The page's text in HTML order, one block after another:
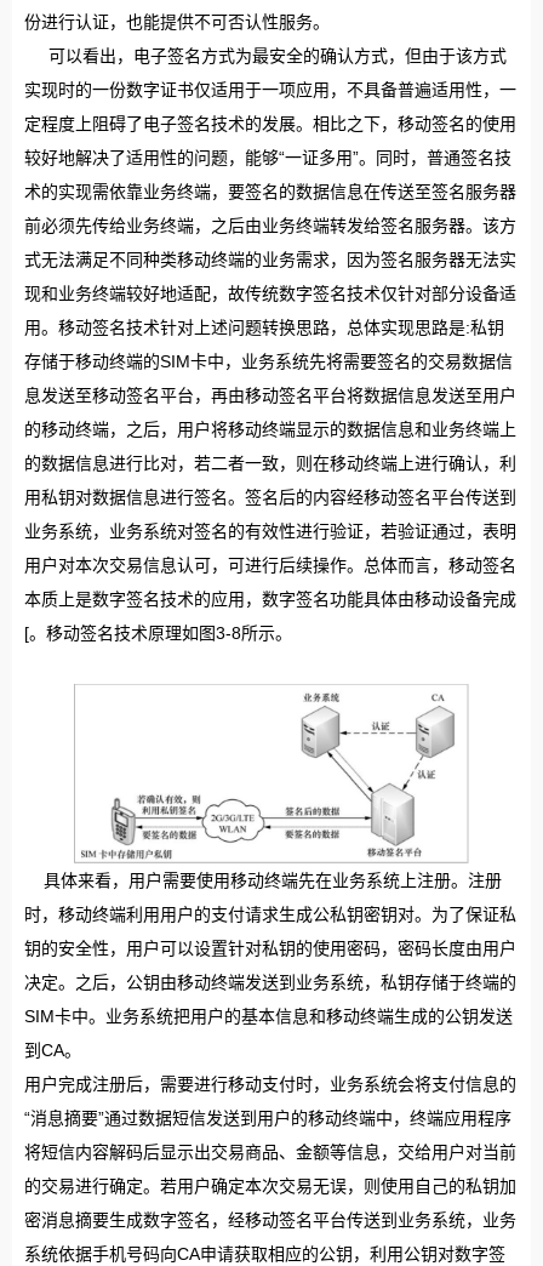
份进行认证，也能提供不可否认性服务。
可以看出，电子签名方式为最安全的确认方式，但由于该方式
实现时的一份数字证书仅适用于一项应用，不具备普遍适用性，一
定程度上阻碍了电子签名技术的发展。相比之下，移动签名的使用
较好地解决了适用性的问题，能够“一证多用”。同时，普通签名技
术的实现需依靠业务终端，要签名的数据信息在传送至签名服务器
前必须先传给业务终端，之后由业务终端转发给签名服务器。该方
式无法满足不同种类移动终端的业务需求，因为签名服务器无法实
现和业务终端较好地适配，故传统数字签名技术仅针对部分设备适
用。移动签名技术针对上述问题转换思路，总体实现思路是:私钥
存储于移动终端的SIM卡中，业务系统先将需要签名的交易数据信
息发送至移动签名平台，再由移动签名平台将数据信息发送至用户
的移动终端，之后，用户将移动终端显示的数据信息和业务终端上
的数据信息进行比对，若二者一致，则在移动终端上进行确认，利
用私钥对数据信息进行签名。签名后的内容经移动签名平台传送到
业务系统，业务系统对签名的有效性进行验证，若验证通过，表明
用户对本次交易信息认可，可进行后续操作。总体而言，移动签名
本质上是数字签名技术的应用，数字签名功能具体由移动设备完成
[。移动签名技术原理如图3-8所示。
具体来看，用户需要使用移动终端先在业务系统上注册。注册
时，移动终端利用用户的支付请求生成公私钥密钥对。为了保证私
钥的安全性，用户可以设置针对私钥的使用密码，密码长度由用户
决定。之后，公钥由移动终端发送到业务系统，私钥存储于终端的
SIM卡中。业务系统把用户的基本信息和移动终端生成的公钥发送
到CA。
用户完成注册后，需要进行移动支付时，业务系统会将支付信息的
“消息摘要”通过数据短信发送到用户的移动终端中，终端应用程序
将短信内容解码后显示出交易商品、金额等信息，交给用户对当前
的交易进行确定。若用户确定本次交易无误，则使用自己的私钥加
密消息摘要生成数字签名，经移动签名平台传送到业务系统，业务
系统依据手机号码向CA申请获取相应的公钥，利用公钥对数字签